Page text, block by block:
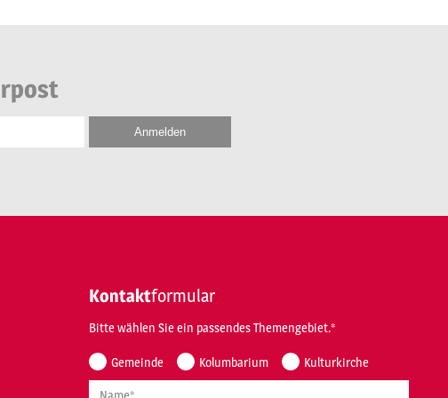
Kontaktformular
Bitte wählen Sie ein passendes Themengebiet.*
Gemeinde Kolumbarium Kulturkirche
Name*